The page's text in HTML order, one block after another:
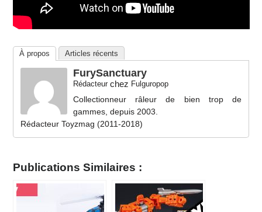
À propos Articles récents
FurySanctuary
Rédacteurchez Fulguropop
Collectionneur râleur de bien trop de
gammes, depuis 2003.
Rédacteur Toyzmag (2011-2018)
Publications Similaires :